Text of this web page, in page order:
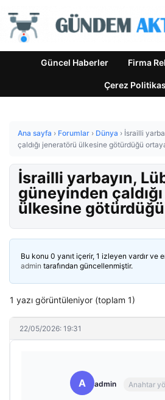
Güncel Haberler Firma
Çerez
Ana sayfa › Forumlar › Dünya › İsrailli
çaldığı jeneratörü ülkesine götürdüğü
İsrailli yarbayın,
güneyinden
ülkesine götürdüğü
Bu konu 0 yanıt içerir, 1 izleyen vardır ve
admin tarafından güncellenmiştir.
1 yazı görüntüleniyor (toplam 1)
22/05/2026: 19:31
A admin Anahtar